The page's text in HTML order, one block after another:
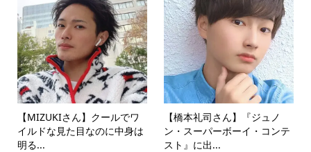
【MIZUKIさん】クールでワ
イルドな見た目なのに中身は
明る...
【橋本礼司さん】『ジュノ
ン・スーパーボーイ・コンテ
スト』に出...